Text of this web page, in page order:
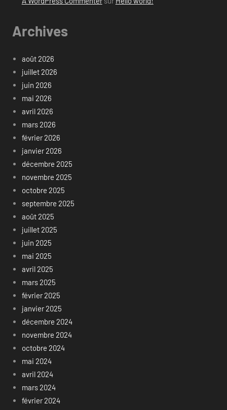
Archives
août 2026
juillet 2026
juin 2026
mai 2026
avril 2026
mars 2026
février 2026
janvier 2026
décembre 2025
novembre 2025
octobre 2025
septembre 2025
août 2025
juillet 2025
juin 2025
mai 2025
avril 2025
mars 2025
février 2025
janvier 2025
décembre 2024
novembre 2024
octobre 2024
mai 2024
avril 2024
mars 2024
février 2024